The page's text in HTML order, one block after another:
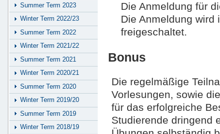
Die Anmeldung für
Die Anmeldung wird
freigeschaltet.
Bonus
Die regelmäßige
Vorlesungen, sowie
für das erfolgreiche
Studierende dringend
Summer Term 2023
Winter Term 2022/23
Summer Term 2022
Winter Term 2021/22
Summer Term 2021
Winter Term 2020/21
Summer Term 2020
Winter Term 2019/20
Summer Term 2019
Winter Term 2018/19